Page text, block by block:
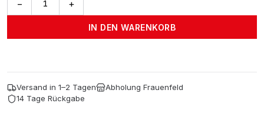
− +
IN DEN WARENKORB
Versand in 1–2 Tagen
Abholung Frauenfeld
14 Tage Rückgabe